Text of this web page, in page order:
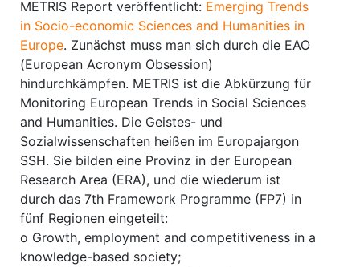
METRIS Report veröffentlicht: Emerging Trends
in Socio-economic Sciences and Humanities in
Europe. Zunächst muss man sich durch die EAO
(European Acronym Obsession)
hindurchkämpfen. METRIS ist die Abkürzung für
Monitoring European Trends in Social Sciences
and Humanities. Die Geistes- und
Sozialwissenschaften heißen im Europajargon
SSH. Sie bilden eine Provinz in der European
Research Area (ERA), und die wiederum ist
durch das 7th Framework Programme (FP7) in
fünf Regionen eingeteilt:
o Growth, employment and competitiveness in a
knowledge-based society;